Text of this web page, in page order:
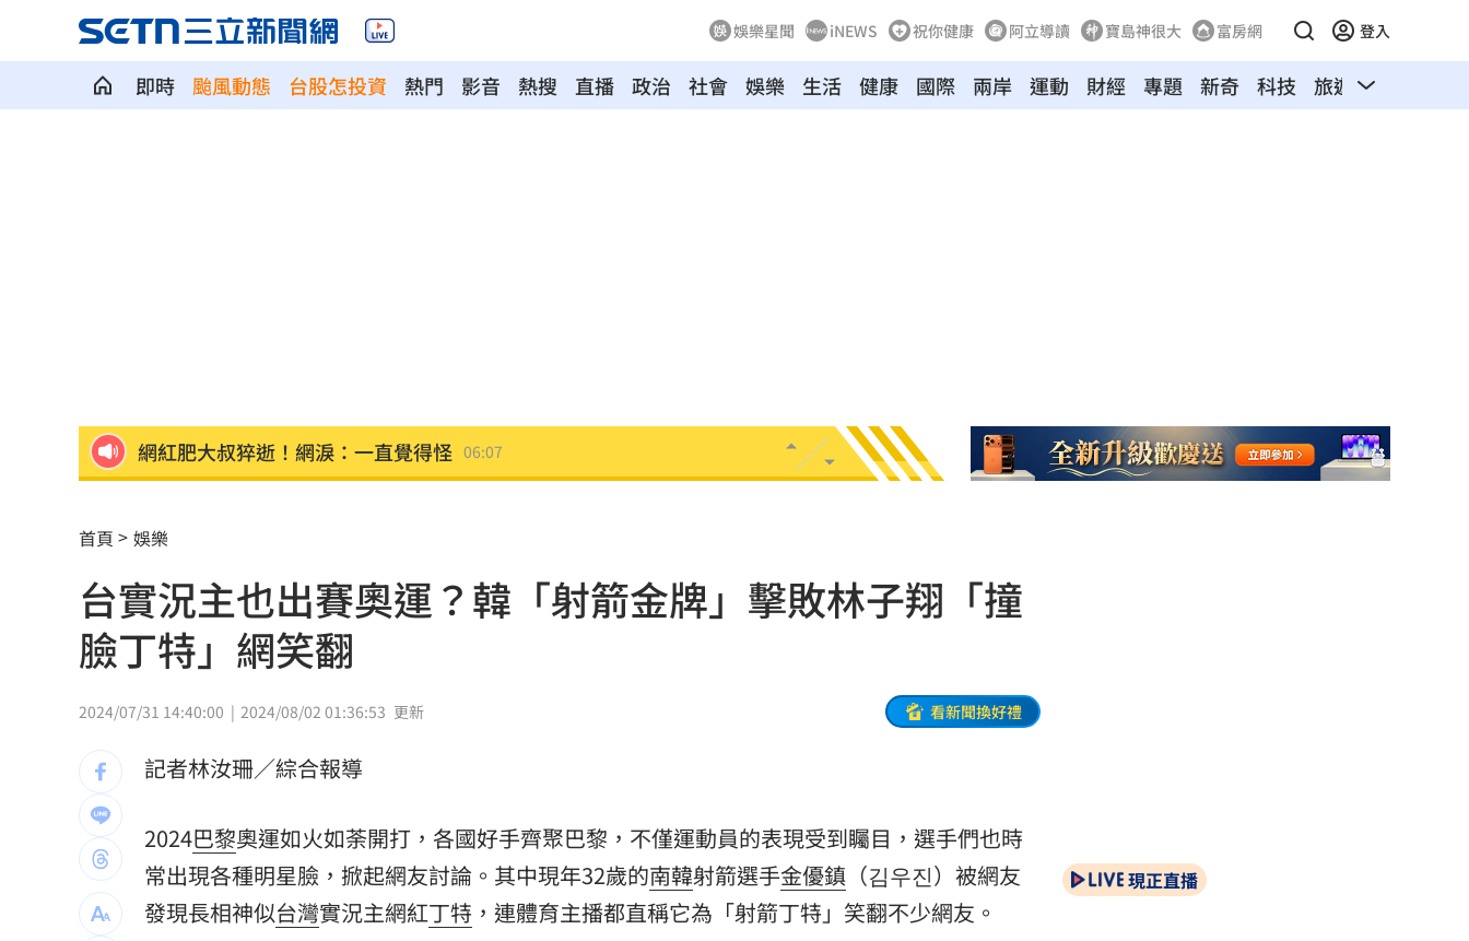
娛樂星聞 iNEWS 祝你健康 阿立導讀 寶島神很大 富房網 登入
即時 颱風動態 台股怎投資 熱門 影音 熱搜 直播 政治 社會 娛樂 生活 健康 國際 兩岸 運動 財經 專題 新奇 科技 旅遊 汽車
網紅肥大叔猝逝！網淚：一直覺得怪 06:07
白海豚最快今發海警！專家曝停班停課機率 06:06
避開財務盲點！學會跟家人談錢！ 06:00
詐慈濟10.6億住豪宅 女律師豪奢生活曝光
女律師為何騙到慈濟10億？李怡貞驚揭身分
淚別高希均！沈春華悲痛揭私下真面目
外資買超20億元 狂掃這檔近4萬張居冠！ 05:45
北京爆不滿對台軍售 美國防官員訪中受阻 05:39
韓股又出事？高盛喊出「新目標價」 05:35
首頁 娛樂
台實況主也出賽奧運？韓「射箭金牌」擊敗林子翔「撞
臉丁特」網笑翻
2024/07/31 14:40:00 2024/08/02 01:36:53 更新 看新聞換好禮
記者林汝珊／綜合報導
2024巴黎奧運如火如荼開打，各國好手齊聚巴黎，不僅運動員的表現受到矚目，選手們也時
常出現各種明星臉，掀起網友討論。其中現年32歲的南韓射箭選手金優鎮 （김우진）被網友
發現長相神似台灣實況主網紅丁特 ，連體育主播都直稱它為「射箭丁特」笑翻不少網友。
現正直播